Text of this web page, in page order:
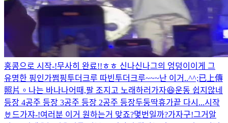
홍콩으로 시작-!무사히 완료!!ㅎㅎ 신나신나그의 엉덩이 이게 그
유명한 핑인가쩜핑투더크루 따빈투더크루~~~난 이거..^^;已上傳
照片。 나는 바나나어때,팔 조지고 노래하러가자😆운동 쉽지않네
등장 4공주 등장 3공주 등장 2공주 등장두둥딱휴가끝 다시...시작
🤘 드가쟈-!여러분 이거 원하는거 맞죠?몇번일까?가자구!그거알